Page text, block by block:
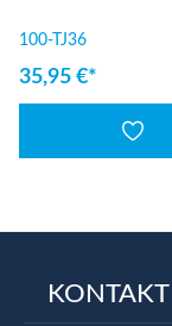
100-TJ36
35,95 €*
KONTAKT